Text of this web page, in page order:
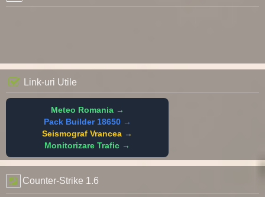
Link-uri Utile
Meteo Romania →
Pack Builder 18650 →
Seismograf Vrancea →
Monitorizare Trafic →
Counter-Strike 1.6